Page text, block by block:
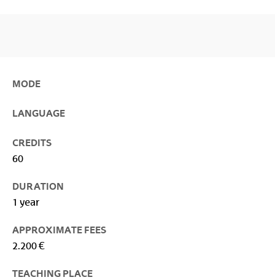
MODE
LANGUAGE
CREDITS
60
DURATION
1 year
APPROXIMATE FEES
2.200 €
TEACHING PLACE